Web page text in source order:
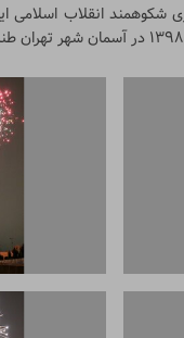
انقلاب اسلامی